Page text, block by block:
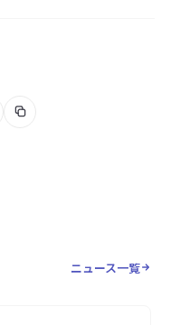
ニュース一覧